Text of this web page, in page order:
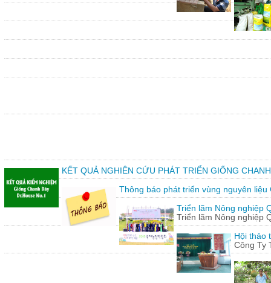
KẾT QUẢ NGHIÊN CỨU PHÁT TRIỂN GIỐNG
Thông báo phát triển vùng nguyên liệu
Triển lãm Nông nghiệp
Triển lãm Nông nghiệp
Hội thảo
Công Ty